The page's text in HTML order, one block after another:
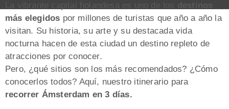
La vibrante capital holandesa es uno de los
más elegidos por millones de turistas que año a año la
visitan. Su historia, su arte y su destacada vida
nocturna hacen de esta ciudad un destino repleto de
atracciones por conocer.
Pero, ¿qué sitios son los más recomendados? ¿Cómo
conocerlos todos? Aquí, nuestro itinerario para
recorrer Ámsterdam en 3 días.